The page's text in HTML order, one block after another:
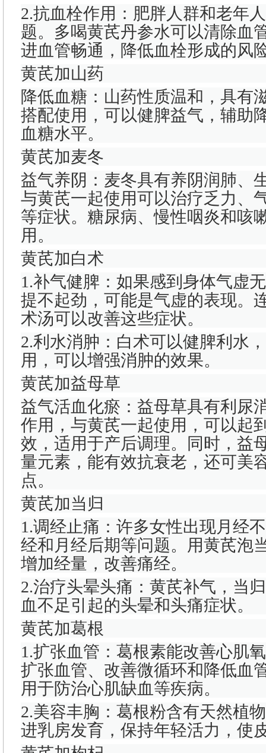
2.抗血栓作用：肥胖人群和老年
题。多喝黄芪丹参水可以清除血
进血管畅通，降低血栓形成的风
黄芪加山药
降低血糖：山药性质温和，具有
搭配使用，可以健脾益气，辅助
血糖水平。
黄芪加麦冬
益气养阴：麦冬具有养阴润肺、
与黄芪一起使用可以治疗乏力、
等症状。糖尿病、慢性咽炎和咳
用。
黄芪加白术
1.补气健脾：如果感到身体气虚
提不起劲，可能是气虚的表现。
术汤可以改善这些症状。
2.利水消肿：白术可以健脾利水
用，可以增强消肿的效果。
黄芪加益母草
益气活血化瘀：益母草具有利尿
作用，与黄芪一起使用，可以起
效，适用于产后调理。同时，益
量元素，能有效抗衰老，还可美
点。
黄芪加当归
1.调经止痛：许多女性出现月经
经和月经后期等问题。用黄芪泡
增加经量，改善痛经。
2.治疗头晕头痛：黄芪补气，当
血不足引起的头晕和头痛症状。
黄芪加葛根
1.扩张血管：葛根素能改善心肌
扩张血管、改善微循环和降低血
用于防治心肌缺血等疾病。
2.美容丰胸：葛根粉含有天然植
进乳房发育，保持年轻活力，使